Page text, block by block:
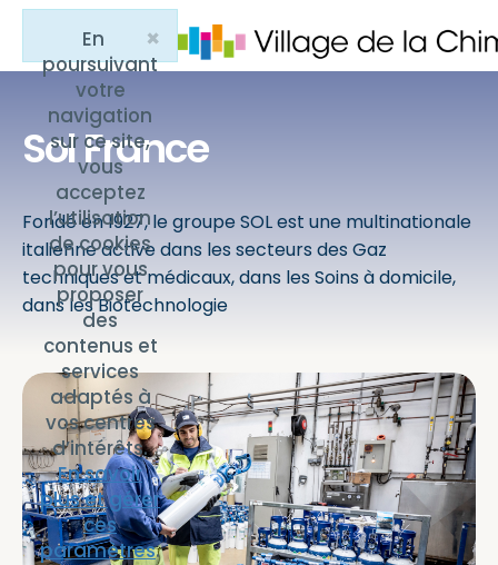
×
Close
En
poursuivant
votre
navigation
sur ce site,
vous
acceptez
l’utilisation
de cookies
pour vous
proposer
des
contenus et
services
adaptés à
vos centres
d’intérêts.
En savoir
plus et gérer
ces
paramètres.
Sol France
Fondé en 1927, le groupe SOL est une multinationale
italienne active dans les secteurs des Gaz
techniques et médicaux, dans les Soins à domicile,
dans les Biotechnologie